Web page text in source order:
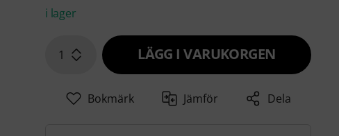
i lager
1 LÄGG I VARUKORGEN
Bokmärk Jämför Dela